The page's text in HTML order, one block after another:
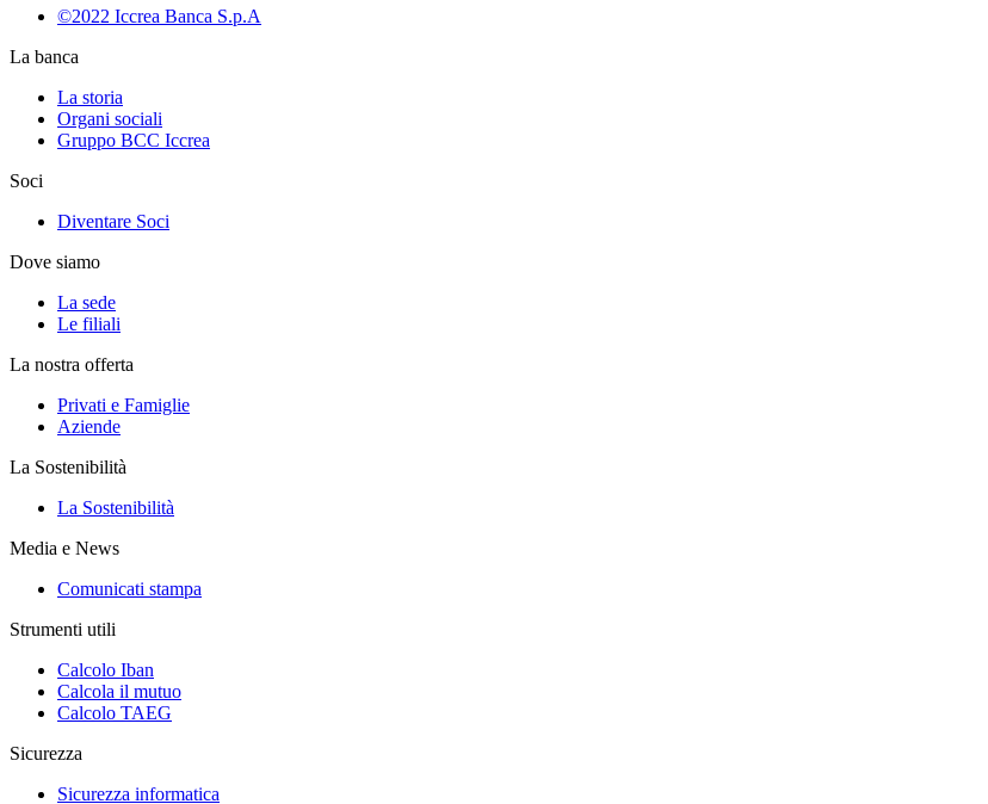
©2022 Iccrea Banca S.p.A
La banca
La storia
Organi sociali
Gruppo BCC Iccrea
Soci
Diventare Soci
Dove siamo
La sede
Le filiali
La nostra offerta
Privati e Famiglie
Aziende
La Sostenibilità
La Sostenibilità
Media e News
Comunicati stampa
Strumenti utili
Calcolo Iban
Calcola il mutuo
Calcolo TAEG
Sicurezza
Sicurezza informatica